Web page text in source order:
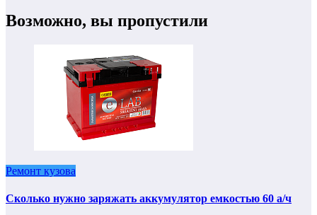
Возможно, вы пропустили
Ремонт кузова
Сколько нужно заряжать аккумулятор емкостью 60 а/ч